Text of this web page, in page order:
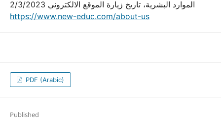
الموارد البشرية، تاريخ زيارة الموقع الالكتروني 2/3/2023
https://www.new-educ.com/about-us
PDF (Arabic)
Published